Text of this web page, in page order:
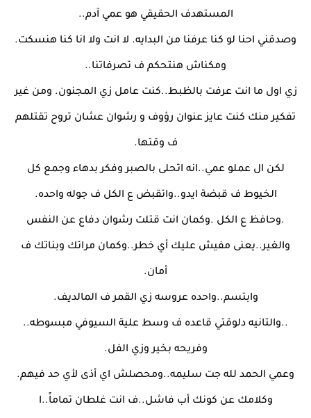
المستهدف الحقيقي هو عمي آدم..
وصدقني احنا لو كنا عرفنا من البدايه. لا انت ولا انا كنا هنسكت.
ومكناش هنتحكم ف تصرفاتنا..
زي اول ما انت عرفت بالظبط..كنت عامل زي المجنون. ومن غير
تفكير منك كنت عايز عنوان رؤوف و رشوان عشان تروح تقتلهم
ف وقتها.
لكن ال عملو عمي..انه اتحلى بالصبر وفكر بدهاء وجمع كل
الخيوط ف قبضة ايدو..واتقبض ع الكل ف جوله واحده.
.وحافظ ع الكل .وكمان انت قتلت رشوان دفاع عن النفس
والغير..يعنى مفيش عليك أي خطر..وكمان مراتك وبناتك ف
أمان.
وابتسم..واحده عروسه زي القمر ف المالديف.
..والتانيه دلوقتي قاعده ف وسط علية السيوفي مبسوطه..
وفريحه بخير وزي الفل.
وعمي الحمد لله جت سليمه..ومحصلش اي أذى لأي حد فيهم.
وكلامك عن كونك أب فاشل..ف انت غلطان تماماً..ا